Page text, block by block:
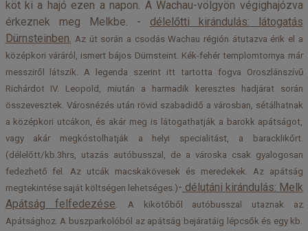
köt ki a hajó ezen a napon. A Wachau-völgyön végighajózva
érkeznek meg Melkbe. - délelőtti kirándulás: látogatás
Dürnsteinben. Az út során a csodás Wachau régión átutazva érik el a
középkori váráról, ismert bájos Dürnsteint. Kék-fehér templomtornya már
messziről látszik. A legenda szerint itt tartotta fogva Oroszlánszívű
Richárdot IV. Leopold, miután a harmadik keresztes hadjárat során
összevesztek. Városnézés után rövid szabadidő a városban, sétálhatnak
a középkori utcákon, és akár meg is látogathatják a barokk apátságot,
vagy akár megkóstolhatják a helyi specialitást, a baracklikőrt.
(délelőtt/kb.3hrs, utazás autóbusszal, de a városka csak gyalogosan
fedezhető fel. Az utcák macskakövesek és meredekek. Az apátság
megtekintése saját költségen lehetséges.)- délutáni kirándulás: Melk
Apátság felfedezése.
A kikötőből autóbusszal utaznak az
Apátsághoz. A buszparkolóból az apátság bejáratáig lépcsők és egy kb.